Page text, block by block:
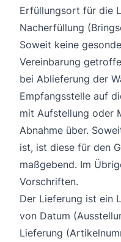
Erfüllungsort für die
Nacherfüllung
Soweit keine
Vereinbarung
bei Ablieferung der
Empfangsstelle auf
mit Aufstellung oder
Abnahme über.
ist, ist diese für den
maßgebend. Im
Vorschriften.
Der Lieferung ist ein
von Datum
Lieferung